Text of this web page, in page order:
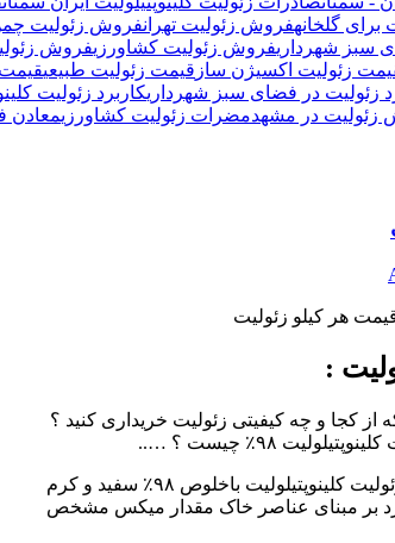
گلخانهفروش زئولیت تهرانفروش زئولیت
سبز شهرداریفروش زئولیت کشاورزیفروش
زئولیت اکسیژن ساز قیمت زئولیت طبیعیقیمت
زئولیت در فضای سبز شهرداریکاربرد زئولیت
زئولیت در مشهدمضرات زئولیت کشاورزیمعادن
:
کجا و چه کیفیتی زئولیت خریداری کنید ؟
۹۸٪ چیست ؟ …..
باخلوص ۹۸٪ سفید و کرم
بر مبنای عناصر خاک مقدار میکس مشخص